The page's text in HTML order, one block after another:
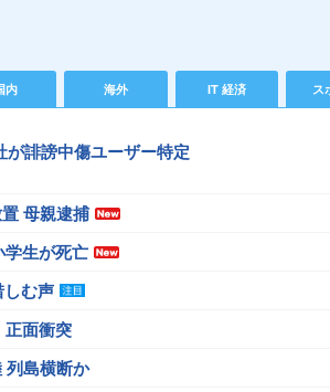
内 海外 IT 経済 ス
が誹謗中傷ユーザー特定
母親逮捕
生が死亡
む声
正面衝突
列島横断か